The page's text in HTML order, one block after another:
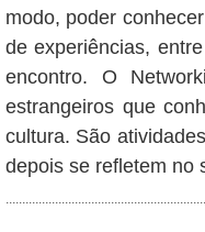
modo, poder
de experiências,
encontro. O
estrangeiros que
cultura. São
depois se refletem no